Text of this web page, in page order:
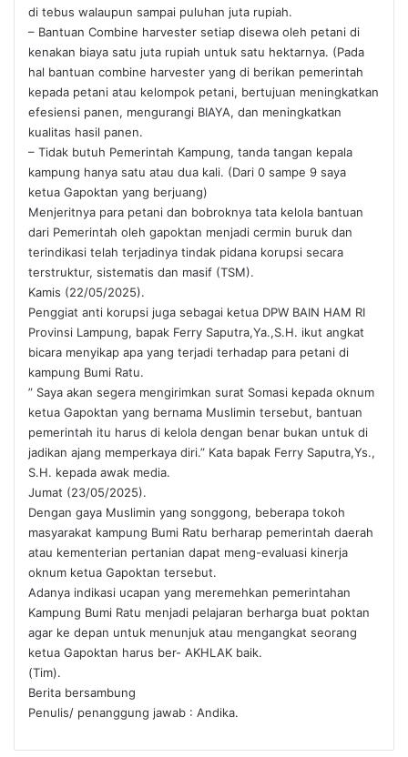
di tebus walaupun sampai puluhan juta rupiah.
– Bantuan Combine harvester setiap disewa oleh petani di
kenakan biaya satu juta rupiah untuk satu hektarnya. (Pada
hal bantuan combine harvester yang di berikan pemerintah
kepada petani atau kelompok petani, bertujuan meningkatkan
efesiensi panen, mengurangi BIAYA, dan meningkatkan
kualitas hasil panen.
– Tidak butuh Pemerintah Kampung, tanda tangan kepala
kampung hanya satu atau dua kali. (Dari 0 sampe 9 saya
ketua Gapoktan yang berjuang)
Menjeritnya para petani dan bobroknya tata kelola bantuan
dari Pemerintah oleh gapoktan menjadi cermin buruk dan
terindikasi telah terjadinya tindak pidana korupsi secara
terstruktur, sistematis dan masif (TSM).
Kamis (22/05/2025).
Penggiat anti korupsi juga sebagai ketua DPW BAIN HAM RI
Provinsi Lampung, bapak Ferry Saputra,Ya.,S.H. ikut angkat
bicara menyikap apa yang terjadi terhadap para petani di
kampung Bumi Ratu.
” Saya akan segera mengirimkan surat Somasi kepada oknum
ketua Gapoktan yang bernama Muslimin tersebut, bantuan
pemerintah itu harus di kelola dengan benar bukan untuk di
jadikan ajang memperkaya diri.” Kata bapak Ferry Saputra,Ys.,
S.H. kepada awak media.
Jumat (23/05/2025).
Dengan gaya Muslimin yang songgong, beberapa tokoh
masyarakat kampung Bumi Ratu berharap pemerintah daerah
atau kementerian pertanian dapat meng-evaluasi kinerja
oknum ketua Gapoktan tersebut.
Adanya indikasi ucapan yang meremehkan pemerintahan
Kampung Bumi Ratu menjadi pelajaran berharga buat poktan
agar ke depan untuk menunjuk atau mengangkat seorang
ketua Gapoktan harus ber- AKHLAK baik.
(Tim).
Berita bersambung
Penulis/ penanggung jawab : Andika.